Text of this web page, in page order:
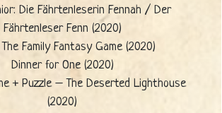
Die Fährtenleserin Fennah / Der
Fährtenleser Fenn (2020)
Family Fantasy Game (2020)
Dinner for One (2020)
+ Puzzle – The Deserted Lighthouse
(2020)